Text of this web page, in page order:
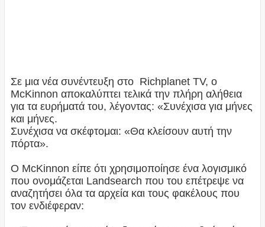
Σε μια νέα συνέντευξη στο Richplanet TV, ο
McKinnon αποκαλύπτει τελικά την πλήρη αλήθεια
για τα ευρήματά του, λέγοντας: «Συνέχισα για μήνες
και μήνες.
Συνέχισα να σκέφτομαι: «Θα κλείσουν αυτή την
πόρτα».
Ο McKinnon είπε ότι χρησιμοποίησε ένα λογισμικό
που ονομάζεται Landsearch που του επέτρεψε να
αναζητήσει όλα τα αρχεία και τους φακέλους που
τον ενδιέφεραν: